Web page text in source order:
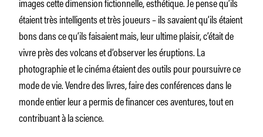
étaient très intelligents et très joueurs – ils savaient qu’ils étaient
bons dans ce qu’ils faisaient mais, leur ultime plaisir, c’était de
vivre près des volcans et d’observer les éruptions. La
photographie et le cinéma étaient des outils pour poursuivre ce
mode de vie. Vendre des livres, faire des conférences dans le
monde entier leur a permis de financer ces aventures, tout en
contribuant à la science.